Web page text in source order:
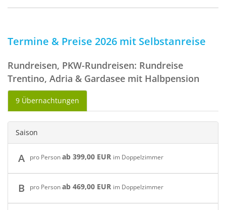
Termine & Preise 2026 mit Selbstanreise
Rundreisen, PKW-Rundreisen: Rundreise
Trentino, Adria & Gardasee mit Halbpension
9 Übernachtungen
Saison
A pro Personab 399,00 EUR im Doppelzimmer
B pro Personab 469,00 EUR im Doppelzimmer